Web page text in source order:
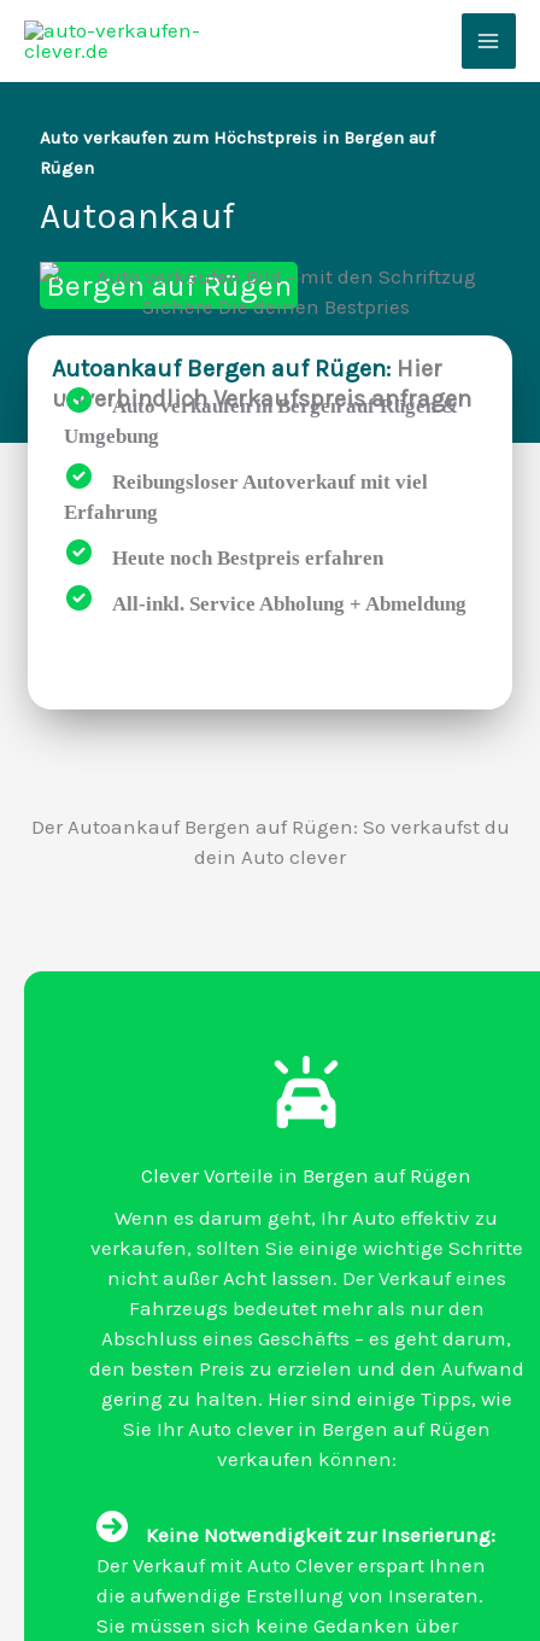
Inhalt
Auto verkaufen zum Höchstpreis in Bergen auf
Rügen
Autoankauf
Bergen auf Rügen
Autoankauf Bergen auf Rügen: Hier
unverbindlich Verkaufspreis anfragen
Auto verkaufen in Bergen auf Rügen &
Umgebung
Reibungsloser Autoverkauf mit viel
Erfahrung
Heute noch Bestpreis erfahren
All-inkl. Service Abholung + Abmeldung
Der Autoankauf Bergen auf Rügen: So verkaufst du
dein Auto clever
Clever Vorteile in Bergen auf Rügen
Wenn es darum geht, Ihr Auto effektiv zu
verkaufen, sollten Sie einige wichtige Schritte
nicht außer Acht lassen. Der Verkauf eines
Fahrzeugs bedeutet mehr als nur den
Abschluss eines Geschäfts – es geht darum,
den besten Preis zu erzielen und den Aufwand
gering zu halten. Hier sind einige Tipps, wie
Sie Ihr Auto clever in Bergen auf Rügen
verkaufen können:
Keine Notwendigkeit zur Inserierung:
Der Verkauf mit Auto Clever erspart Ihnen
die aufwendige Erstellung von Inseraten.
Sie müssen sich keine Gedanken über